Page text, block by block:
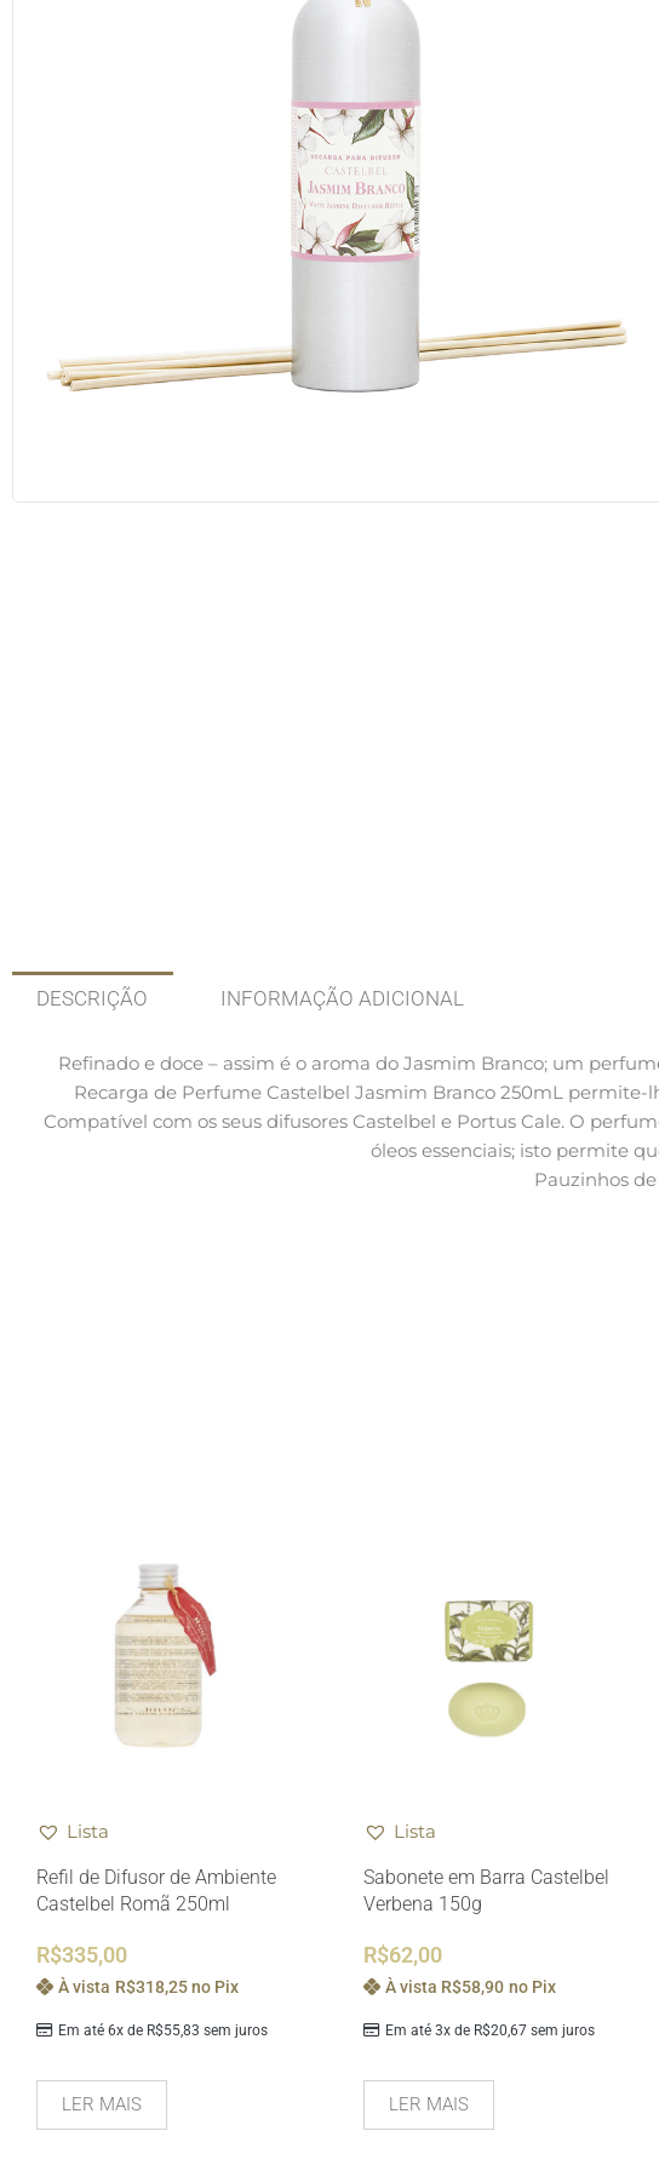
DESCRIÇÃO INFORMAÇÃO ADICIONAL
Refinado e doce – assim é o aroma do Jasmim Branco; um
Recarga de Perfume Castelbel Jasmim Branco 250mL
Compatível com os seus difusores Castelbel e Portus Cale. O
óleos essenciais; isto permite
Pauzinhos
Lista
Refil de Difusor de Ambiente
Castelbel Romã 250ml
R$335,00
Em até 6x de R$55,83 sem juros
À vista R$318,25 no Pix
LER MAIS
Lista
Sabonete em Barra Castelbel
Verbena 150g
R$62,00
Em até 3x de R$20,67sem juros
À vista R$58,90 no Pix
LER MAIS